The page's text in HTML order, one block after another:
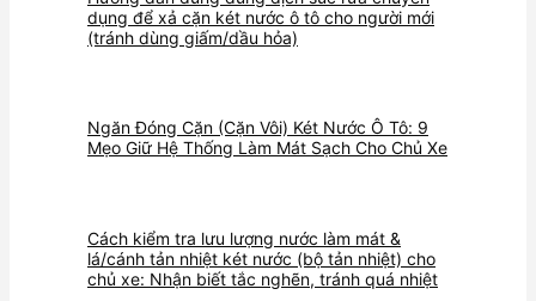
dụng để xả cặn két nước ô tô cho người mới
(tránh dùng giấm/dầu hỏa)
Ngăn Đóng Cặn (Cặn Vôi) Két Nước Ô Tô: 9
Mẹo Giữ Hệ Thống Làm Mát Sạch Cho Chủ Xe
Cách kiểm tra lưu lượng nước làm mát &
lá/cánh tản nhiệt két nước (bộ tản nhiệt) cho
chủ xe: Nhận biết tắc nghẽn, tránh quá nhiệt